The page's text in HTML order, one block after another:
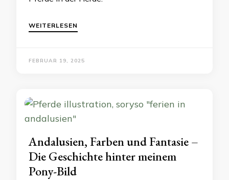
WEITERLESEN
FEBRUAR 19, 2025
Andalusien, Farben und Fantasie –
Die Geschichte hinter meinem
Pony-Bild